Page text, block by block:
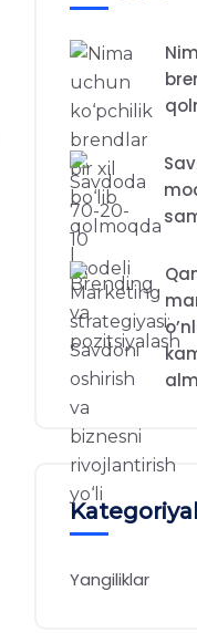
Yangiliklar